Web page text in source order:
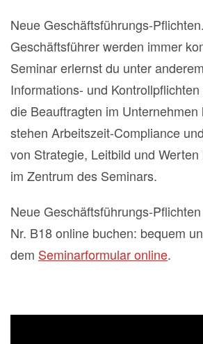
Neue Geschäftsführungs-
Geschäftsführer werden immer
Seminar erlernst du unter
Informations- und
die Beauftragten im Unternehmen
stehen Arbeitszeit-Compliance
von Strategie, Leitbild und
im Zentrum des Seminars.
Neue Geschäftsführungs-
Nr. B18 online buchen: bequem
dem Seminarformular online.